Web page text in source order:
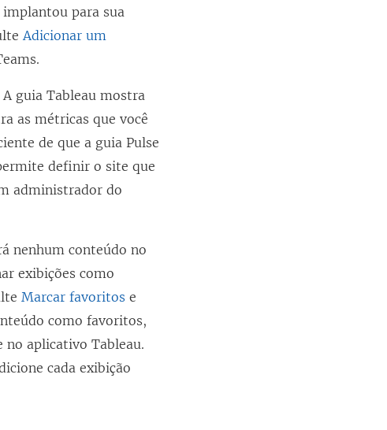
para sua
Adicionar um
guia Tableau mostra
as métricas que você
de que a guia Pulse
definir o site que
administrador do
nenhum conteúdo no
exibições como
Marcar favoritos e
como favoritos,
no aplicativo Tableau.
cada exibição